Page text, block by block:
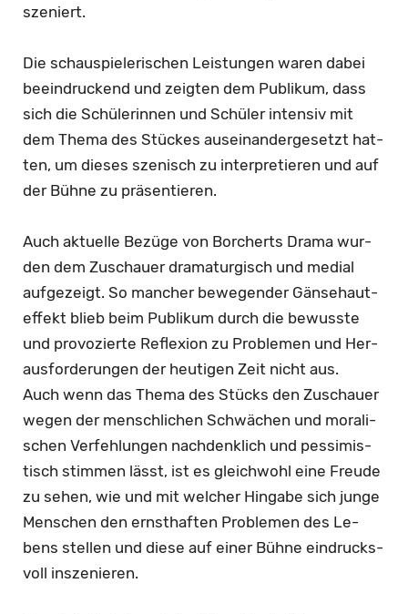
b
e
n
)
sze­niert.
Die schau­spie­le­ri­schen Leis­tun­gen waren dabei
be­ein­dru­ckend und zeig­ten dem Pu­bli­kum, dass
sich die Schü­le­rin­nen und Schü­ler in­ten­siv mit
dem Thema des Stü­ckes aus­ein­an­der­ge­setzt hat­
ten, um die­ses sze­nisch zu in­ter­pre­tie­ren und auf
der Bühne zu prä­sen­tie­ren.
Auch ak­tu­el­le Be­zü­ge von Bor­cherts Drama wur­
den dem Zu­schau­er dra­ma­tur­gisch und me­di­al
auf­ge­zeigt. So man­cher be­we­gen­der Gän­se­haut­
ef­fekt blieb beim Pu­bli­kum durch die be­wuss­te
und pro­vo­zier­te Re­fle­xi­on zu Pro­ble­men und Her­
aus­for­de­run­gen der heu­ti­gen Zeit nicht aus.
Auch wenn das Thema des Stücks den Zu­schau­er
wegen der mensch­li­chen Schwä­chen und mo­ra­li­
schen Ver­feh­lun­gen nach­denk­lich und pes­si­mis­
tisch stim­men lässt, ist es gleich­wohl eine Freu­de
zu sehen, wie und mit wel­cher Hin­ga­be sich junge
Men­schen den ernst­haf­ten Pro­ble­men des Le­
bens stel­len und diese auf einer Bühne ein­drucks­
voll in­sze­nie­ren.